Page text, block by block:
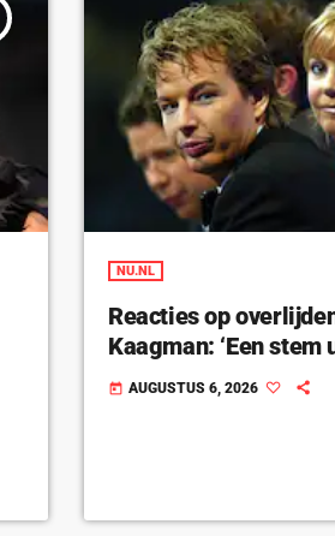
NU.NL
Reacties op
Kaagman: ‘Een stem
today AUGUSTUS 6, 2026